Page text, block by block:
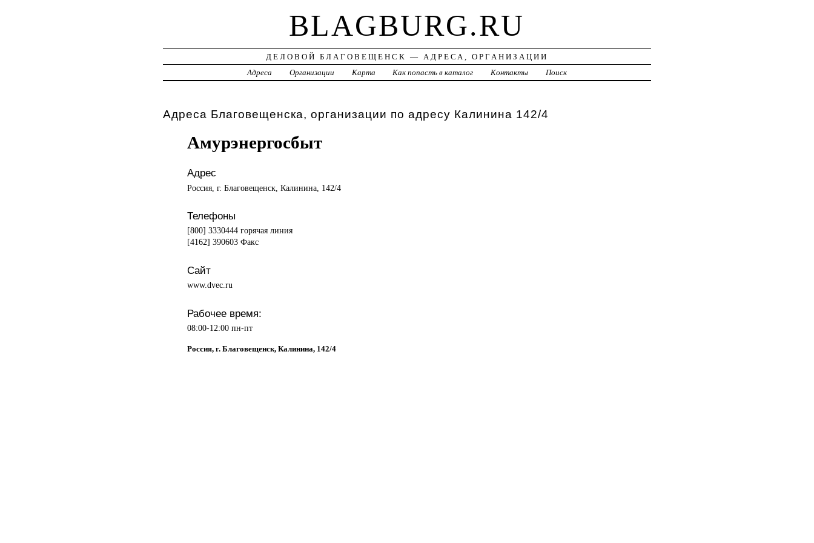
BLAGBURG.RU
ДЕЛОВОЙ БЛАГОВЕЩЕНСК — АДРЕСА, ОРГАНИЗАЦИИ
Адреса
Организации Карта Как попасть в каталог Контакты Поиск
Адреса Благовещенска, организации по адресу Калинина 142/4
Амурэнергосбыт
Адрес
Россия, г. Благовещенск, Калинина, 142/4
Телефоны
[800] 3330444 горячая линия
[4162] 390603 Факс
Сайт
www.dvec.ru
Рабочее время:
08:00-12:00 пн-пт
Россия, г. Благовещенск, Калинина, 142/4